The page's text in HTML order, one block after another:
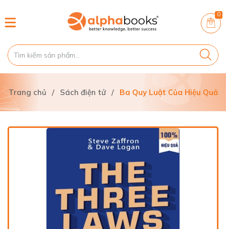
0
Trang chủ / Sách điện tử / Ba Quy Luật Của Hiệu Quả